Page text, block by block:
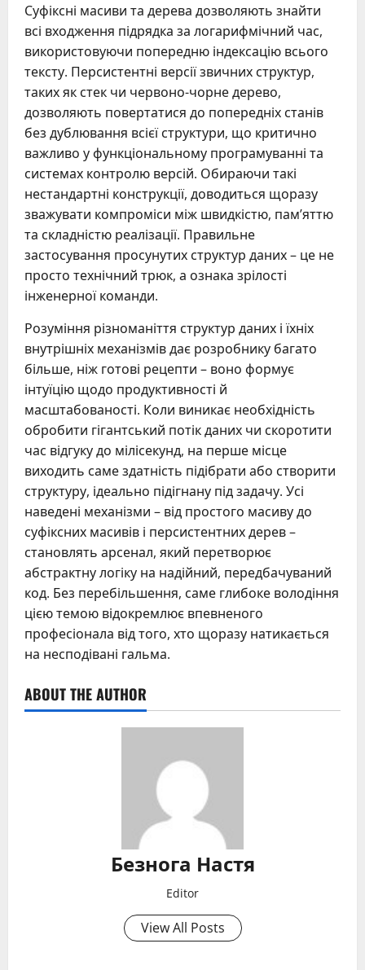
Суфіксні масиви та дерева дозволяють знайти
всі входження підрядка за логарифмічний час,
використовуючи попередню індексацію всього
тексту. Персистентні версії звичних структур,
таких як стек чи червоно-чорне дерево,
дозволяють повертатися до попередніх станів
без дублювання всієї структури, що критично
важливо у функціональному програмуванні та
системах контролю версій. Обираючи такі
нестандартні конструкції, доводиться щоразу
зважувати компроміси між швидкістю, пам’яттю
та складністю реалізації. Правильне
застосування просунутих структур даних – це не
просто технічний трюк, а ознака зрілості
інженерної команди.
Розуміння різноманіття структур даних і їхніх
внутрішніх механізмів дає розробнику багато
більше, ніж готові рецепти – воно формує
інтуїцію щодо продуктивності й
масштабованості. Коли виникає необхідність
обробити гігантський потік даних чи скоротити
час відгуку до мілісекунд, на перше місце
виходить саме здатність підібрати або створити
структуру, ідеально підігнану під задачу. Усі
наведені механізми – від простого масиву до
суфіксних масивів і персистентних дерев –
становлять арсенал, який перетворює
абстрактну логіку на надійний, передбачуваний
код. Без перебільшення, саме глибоке володіння
цією темою відокремлює впевненого
професіонала від того, хто щоразу натикається
на несподівані гальма.
ABOUT THE AUTHOR
Безнога Настя
Editor
View All Posts